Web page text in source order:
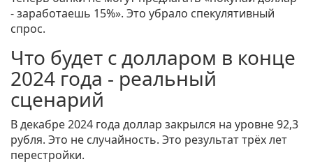
- заработаешь 15%». Это убрало спекулятивный
спрос.
Что будет с долларом в конце
2024 года - реальный
сценарий
В декабре 2024 года доллар закрылся на уровне 92,3
рубля. Это не случайность. Это результат трёх лет
перестройки.